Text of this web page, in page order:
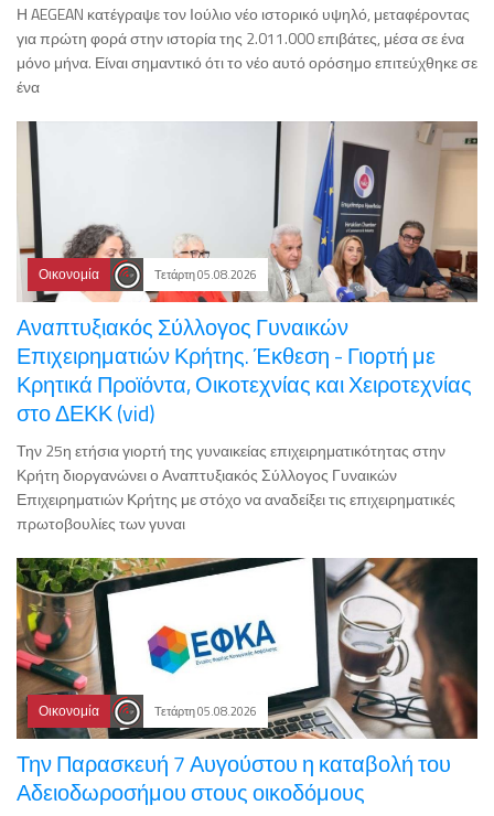
Η AEGEAN κατέγραψε τον Ιούλιο νέο ιστορικό υψηλό, μεταφέροντας
για πρώτη φορά στην ιστορία της 2.011.000 επιβάτες, μέσα σε ένα
μόνο μήνα. Είναι σημαντικό ότι το νέο αυτό ορόσημο επιτεύχθηκε σε
ένα
Οικονομία Τετάρτη 05.08.2026
Αναπτυξιακός Σύλλογος Γυναικών
Επιχειρηματιών Κρήτης. Έκθεση - Γιορτή με
Κρητικά Προϊόντα, Οικοτεχνίας και Χειροτεχνίας
στο ΔΕΚΚ (vid)
Την 25η ετήσια γιορτή της γυναικείας επιχειρηματικότητας στην
Κρήτη διοργανώνει ο Αναπτυξιακός Σύλλογος Γυναικών
Επιχειρηματιών Κρήτης με στόχο να αναδείξει τις επιχειρηματικές
πρωτοβουλίες των γυναι
Οικονομία Τετάρτη 05.08.2026
Την Παρασκευή 7 Αυγούστου η καταβολή του
Αδειοδωροσήμου στους οικοδόμους